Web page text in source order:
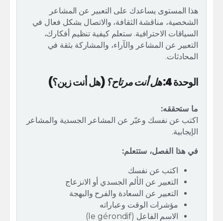
هذا المستوى يساعدك على التعبير عن المشاعر
الشخصية، مناقشة الثقافة، والاتصال بشكل فعال في
السياقات الاحترافية. ستعلم كيفية تنظيم أفكارك،
التعبير عن المشاعر والآراء، والمشاركة بثقة في
المحادثات.
الوحدة 4: هل أنت مرتاح؟ (هل أنت زين؟)
ما ستحققه:
اكتب عن نفسك وعبّر عن المشاعر الجسدية والمشاعر
الإيجابية.
في هذا الفصل، ستتعلم:
اكتب عن نفسك
التعبير عن الألم الجسدي أو الانزعاج
التعبير عن السعادة والفرح والبهجة
مؤشرات الوقت وعباراته
الاسم الفاعل (le gérondif)